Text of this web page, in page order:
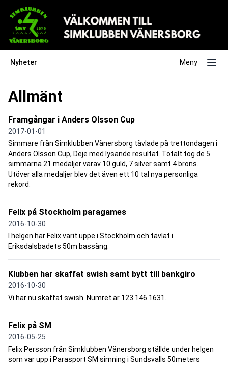
Nyheter Meny
Allmänt
Framgångar i Anders Olsson Cup
2017-01-01
Simmare från Simklubben Vänersborg tävlade på trettondagen i
Anders Olsson Cup, Deje med lysande resultat. Totalt tog de 5
simmarna 21 medaljer varav 10 guld, 7 silver samt 4 brons.
Utöver alla medaljer blev det även ett 10 tal nya personliga
rekord.
Felix på Stockholm paragames
2016-10-30
I helgen har Felix varit uppe i Stockholm och tävlat i
Eriksdalsbadets 50m bassäng.
Klubben har skaffat swish samt bytt till bankgiro
2016-10-30
Vi har nu skaffat swish. Numret är 123 146 1631.
Felix på SM
2016-05-25
Felix Persson från Simklubben Vänersborg ställde under helgen
som var upp i Parasport SM simning i Sundsvalls 50meters